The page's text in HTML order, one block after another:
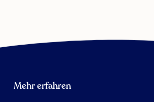
Mehr erfahren